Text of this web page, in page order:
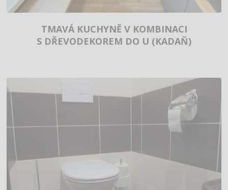
TMAVÁ KUCHYNĚ V KOMBINACI
S DŘEVODEKOREM DO U (KADAŇ)